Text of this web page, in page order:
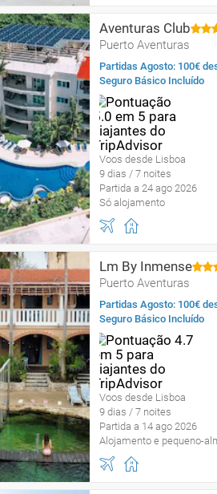
Aventuras Club
Puerto Aventuras
Partidas Agosto: 100€
Seguro Básico Incluído
Voos desde Lisboa
9 dias / 7 noites
Partida a 24 ago 2026
Só alojamento
Lm By Inmense
Puerto Aventuras
Partidas Agosto: 100€
Seguro Básico Incluído
Voos desde Lisboa
9 dias / 7 noites
Partida a 14 ago 2026
Alojamento e pequeno-